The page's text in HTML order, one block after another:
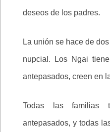
deseos de los padres.
La unión se hace de
nupcial. Los Ngai
antepasados, creen en
Todas las familias
antepasados, y todas